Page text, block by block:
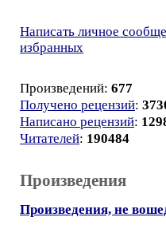
Написать личное
избранных
Произведений: 677
Получено рецензий:
Написано рецензий:
Читателей: 190484
Произведения
Произведения, не